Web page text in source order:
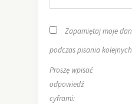
Zapamiętaj moje
podczas pisania
Proszę wpisać
odpowiedź
cyframi: